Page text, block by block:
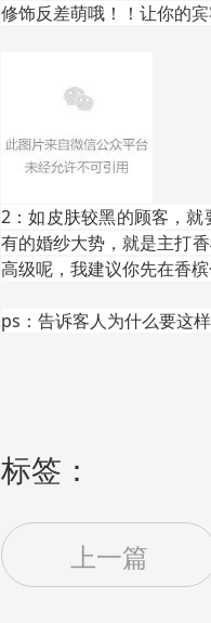
修饰反差萌哦！！让你的
2：如皮肤较黑的顾客，
有的婚纱大势，就是主打
高级呢，我建议你先在香
ps：告诉客人为什么要这
标签：
上一篇